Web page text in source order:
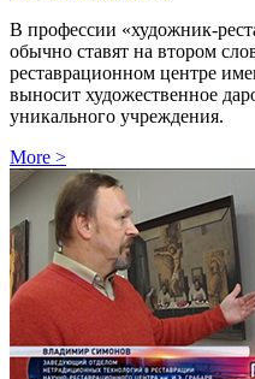
В профессии «художник-
обычно ставят на втором
реставрационном центре
выносит художественное
уникального учреждения.
More >